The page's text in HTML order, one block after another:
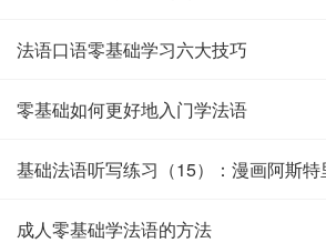
法语口语零基础学习六大技巧
零基础如何更好地入门学法语
基础法语听写练习（15）：漫画阿斯特
成人零基础学法语的方法